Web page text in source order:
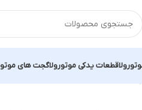
قطعات یدکی موتورولاگجت های